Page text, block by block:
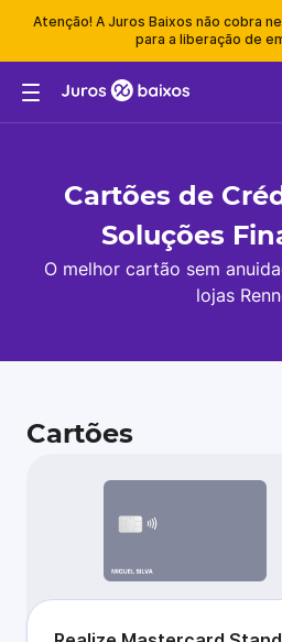
Atenção! A Juros Baixos não cobra
para a liberação de
Cartões de
Soluções
O melhor cartão sem
lojas
Cartões